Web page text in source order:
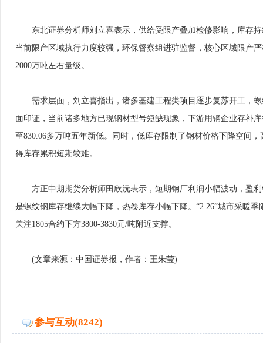
东北证券分析师刘立喜表示，供给受限产叠加检修影响，库存持
当前限产区域执行力度较强，环保督察组进驻监督，核心区域限产
2000万吨左右量级。
需求层面，刘立喜指出，诸多基建工程类项目逐步复苏开工，螺
面印证，当前诸多地方已现钢材型号短缺现象，下游用钢企业存补
至830.06多万吨五年新低。同时，低库存限制了钢材价格下降空间
得库存累积短期较难。
方正中期期货分析师田欣沅表示，短期钢厂利润小幅波动，盈利
是螺纹钢库存继续大幅下降，热卷库存小幅下降。“2 26”城市采暖
关注1805合约下方3800-3830元/吨附近支撑。
(文章来源：中国证券报，作者：王朱莹)
参与互动(8242)